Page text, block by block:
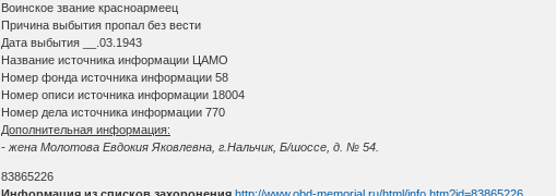
Воинское звание красноармеец
Причина выбытия пропал без вести
Дата выбытия __.03.1943
Название источника информации ЦАМО
Номер фонда источника информации 58
Номер описи источника информации 18004
Номер дела источника информации 770
Дополнительная информация:
- жена Молотова Евдокия Яковлевна, г.Нальчик, Б/шоссе, д. № 54.
83865226